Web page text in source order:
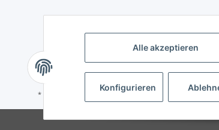
Alle akzeptieren
Konfigurieren
* Alle Preise inkl. gesetzlicher USt., zzgl.